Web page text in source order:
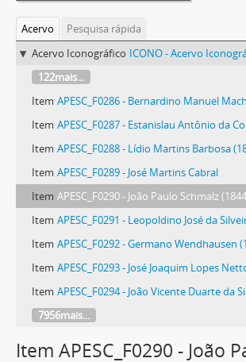
Acervo
Pesquisa rápida
Acervo Iconográfico ICONO - Acervo
122mais...
Item APESC_F0286 - Bernardino Manuel
Item APESC_F0287 - Estanislau Antônio da
Item APESC_F0288 - Lídio Martins Barbosa
Item APESC_F0289 - José Martins Cabral
Item APESC_F0290 - João Paulo Schmalz
Item APESC_F0291 - Leopoldino José da
Item APESC_F0292 - Germano Wendhausen
Item APESC_F0293 - José Joaquim Lopes
Item APESC_F0294 - João Vicente Duarte da
7956mais...
Item APESC_F0290 - João